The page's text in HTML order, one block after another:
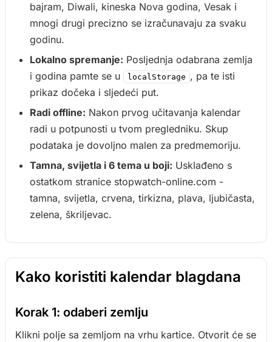
bajram, Diwali, kineska Nova godina, Vesak i
mnogi drugi precizno se izračunavaju za svaku
godinu.
Lokalno spremanje: Posljednja odabrana zemlja
i godina pamte se u
localStorage , pa te isti
prikaz dočeka i sljedeći put.
Radi offline: Nakon prvog učitavanja kalendar
radi u potpunosti u tvom pregledniku. Skup
podataka je dovoljno malen za predmemoriju.
Tamna, svijetla i 6 tema u boji: Usklađeno s
ostatkom stranice stopwatch-online.com -
tamna, svijetla, crvena, tirkizna, plava, ljubičasta,
zelena, škriljevac.
Kako koristiti kalendar blagdana
Korak 1: odaberi zemlju
Klikni polje sa zemljom na vrhu kartice. Otvorit će se